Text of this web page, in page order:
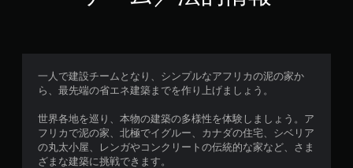
一人で建設チームとなり、シンプルなアフリカの泥の家か
ら、最先端の省エネ建築までを作り上げましょう。
世界各地を巡り、本物の建築の多様性を体験しましょう。ア
フリカで泥の家、北極でイグルー、カナダの住宅、シベリア
の丸太小屋、レンガやコンクリートの伝統的な家など、さま
ざまな建築に挑戦できます。